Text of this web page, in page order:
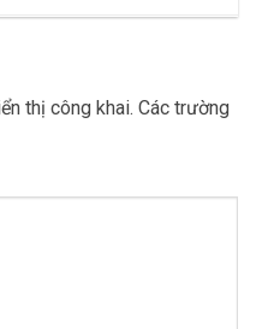
thị công khai. Các trường